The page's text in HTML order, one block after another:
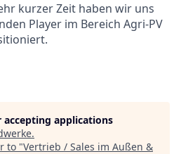
kurzer Zeit haben wir uns
Player im Bereich Agri-PV
accepting applications
.
to "Vertrieb / Sales im Außen &